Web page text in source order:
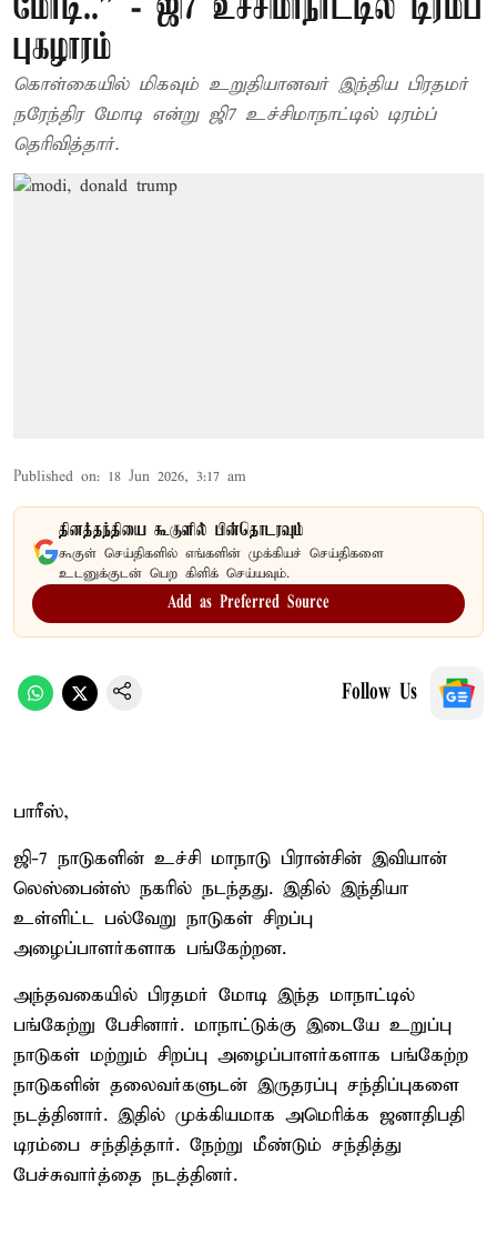
மோடி..” - ஜி7 உச்சிமாநாட்டில் டிரம்ப்
புகழாரம்
கொள்கையில் மிகவும் உறுதியானவர் இந்திய பிரதமர்
நரேந்திர மோடி என்று ஜி7 உச்சிமாநாட்டில் டிரம்ப்
தெரிவித்தார்.
Published on: 18 Jun 2026, 3:17 am
தினத்தந்தியை கூகுளில் பின்தொடரவும்
கூகுள் செய்திகளில் எங்களின் முக்கியச் செய்திகளை
உடனுக்குடன் பெற கிளிக் செய்யவும்.
Add as Preferred Source
Follow Us
பாரீஸ்,
ஜி-7 நாடுகளின் உச்சி மாநாடு பிரான்சின் இவியான்
லெஸ்பைன்ஸ் நகரில் நடந்தது. இதில் இந்தியா
உள்ளிட்ட பல்வேறு நாடுகள் சிறப்பு
அழைப்பாளர்களாக பங்கேற்றன.
அந்தவகையில் பிரதமர் மோடி இந்த மாநாட்டில்
பங்கேற்று பேசினார். மாநாட்டுக்கு இடையே உறுப்பு
நாடுகள் மற்றும் சிறப்பு அழைப்பாளர்களாக பங்கேற்ற
நாடுகளின் தலைவர்களுடன் இருதரப்பு சந்திப்புகளை
நடத்தினார். இதில் முக்கியமாக அமெரிக்க ஜனாதிபதி
டிரம்பை சந்தித்தார். நேற்று மீண்டும் சந்தித்து
பேச்சுவார்த்தை நடத்தினர்.